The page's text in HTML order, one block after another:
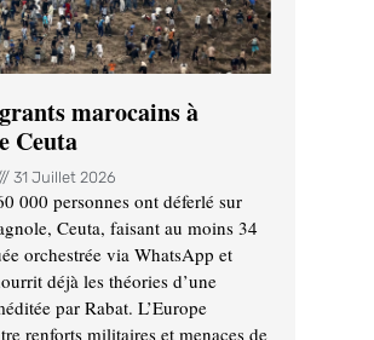
marocains à
Ceuta
31 Juillet 2026
000 personnes ont déferlé sur
Ceuta, faisant au moins 34
orchestrée via WhatsApp et
déjà les théories d’une
par Rabat. L’Europe
renforts militaires et menaces de